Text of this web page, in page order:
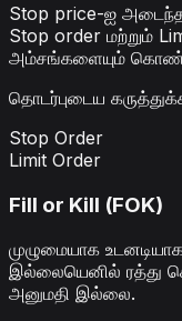
Stop price-ஐ
Stop order மற்றும்
அம்சங்களையும்
தொடர்புடைய
Stop Order
Limit Order
Fill or Kill (FOK)
முழுமையாக
இல்லையெனில் ரத்து
அனுமதி இல்லை.